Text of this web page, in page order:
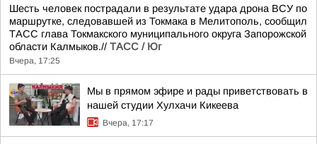
Шесть человек пострадали в результате удара дрона ВСУ по
маршрутке, следовавшей из Токмака в Мелитополь, сообщил
ТАСС глава Токмакского муниципального округа Запорожской
области Калмыков.// ТАСС / Юг
Вчера, 17:25
Мы в прямом эфире и рады приветствовать в
нашей студии Хулхачи Кикеева
Вчера, 17:17